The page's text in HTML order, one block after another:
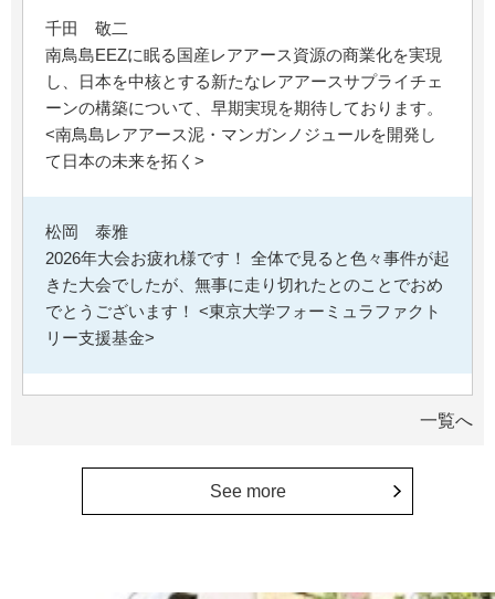
千田 敬二
南鳥島EEZに眠る国産レアアース資源の商業化を実現
し、日本を中核とする新たなレアアースサプライチェ
ーンの構築について、早期実現を期待しております。
<南鳥島レアアース泥・マンガンノジュールを開発し
て日本の未来を拓く>
松岡 泰雅
2026年大会お疲れ様です！ 全体で見ると色々事件が起
きた大会でしたが、無事に走り切れたとのことでおめ
でとうございます！ <東京大学フォーミュラファクト
リー支援基金>
まる中、専門的知見を分かりやすく伝え国民の理解向
上に貢献することこそ東大経済の社会的責務だと感
一覧へ
See more